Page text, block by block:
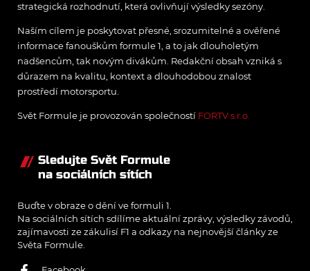
strategická rozhodnutí, která ovlivňují výsledky sezóny.
Naším cílem je poskytovat přesné, srozumitelné a ověřené
informace fanouškům formule 1, a to jak dlouholetým
nadšencům, tak novým divákům. Redakční obsah vzniká s
důrazem na kvalitu, kontext a dlouhodobou znalost
prostředí motorsportu.
Svět Formule je provozován společností FORTV s.r.o.
Sledujte Svět Formule
na sociálních sítích
Buďte v obraze o dění ve formuli 1.
Na sociálních sítích sdílíme aktuální zprávy, výsledky závodů,
zajímavosti ze zákulisí F1 a odkazy na nejnovější články ze
Světa Formule.